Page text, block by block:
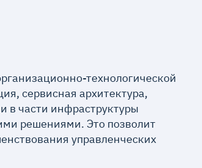
технологической
сервисная архитектура,
в части инфраструктуры
решениями. Это позволит
управленческих